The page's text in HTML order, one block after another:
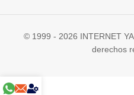
© 1999 - 2026 INTERNET
derechos